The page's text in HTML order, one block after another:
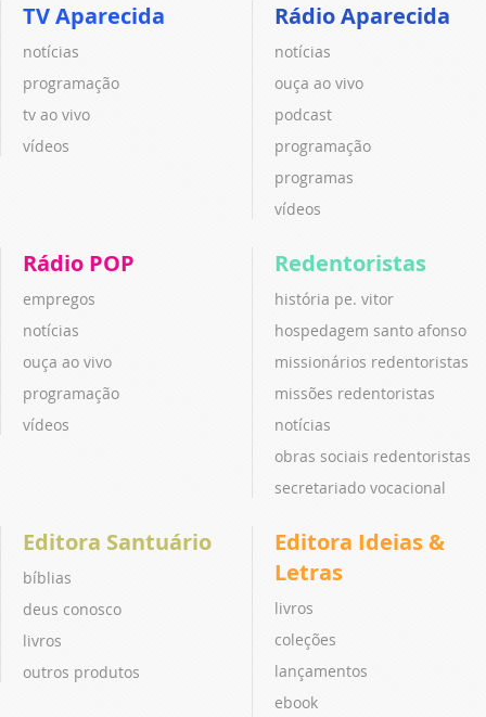
TV Aparecida
notícias
programação
tv ao vivo
vídeos
Rádio Aparecida
notícias
ouça ao vivo
podcast
programação
programas
vídeos
Rádio POP
empregos
notícias
ouça ao vivo
programação
vídeos
Redentoristas
história pe. vitor
hospedagem santo afonso
missionários redentoristas
missões redentoristas
notícias
obras sociais redentoristas
secretariado vocacional
Editora Santuário
bíblias
deus conosco
livros
outros produtos
Editora Ideias &
Letras
livros
coleções
lançamentos
ebook